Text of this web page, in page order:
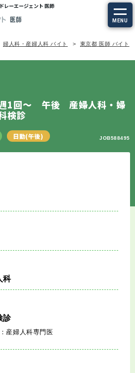
レーエージェント 医師
MENU
TOP
均年収
婦人科・産婦人科 バイト 東京都 医師 バイト
1回～ 午後 産婦人科・婦
検診
日勤(午後) JOB588495
科
診
産婦人科専門医